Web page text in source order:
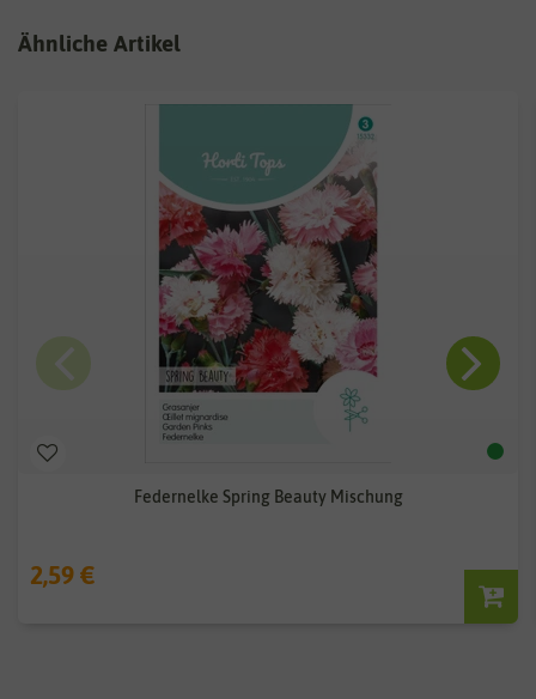
Ähnliche Artikel
Federnelke Spring Beauty Mischung
2,59 €